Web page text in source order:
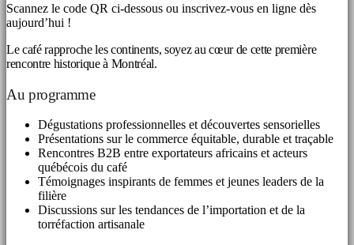
Scannez le code QR ci-dessous ou inscrivez-vous en ligne dès
aujourd’hui !
Le café rapproche les continents, soyez au cœur de cette première
rencontre historique à Montréal.
Au programme
Dégustations professionnelles et découvertes sensorielles
Présentations sur le commerce équitable, durable et traçable
Rencontres B2B entre exportateurs africains et acteurs
québécois du café
Témoignages inspirants de femmes et jeunes leaders de la
filière
Discussions sur les tendances de l’importation et de la
torréfaction artisanale